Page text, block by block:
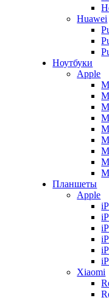
Huawei
Ноутбуки
Apple
Планшеты
Apple
Xiaomi